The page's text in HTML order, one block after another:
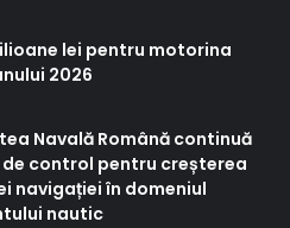
lei pentru motorina
2026
Navală Română continuă
control pentru creșterea
navigației în domeniul
nautic